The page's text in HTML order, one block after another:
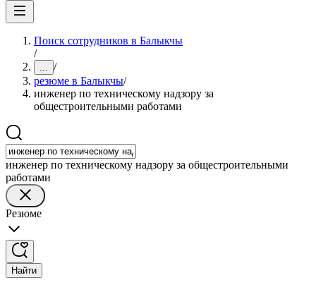
Поиск сотрудников в Балыкчы
/
... /
резюме в Балыкчы/
инженер по техническому надзору за
общестроительными работами
инженер по техническому надзору за общестроительными
работами
Резюме
Найти